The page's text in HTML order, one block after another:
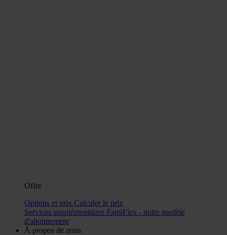
Offre
Options et prix Calculer le prix
Services supplémentaires FamiFlex - notre modèle
d'abonnement
À propos de nous